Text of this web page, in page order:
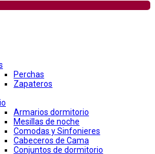
Perchas
Zapateros
Armarios dormitorio
Mesillas de noche
Comodas y Sinfonieres
Cabeceros de Cama
Conjuntos de dormitorio